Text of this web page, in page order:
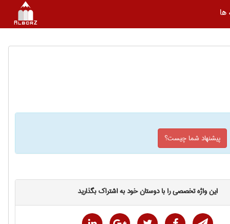
پیشنهاد شما چیست؟
این واژه تخصصی را با دوستان خود به اشتراک بگذارید